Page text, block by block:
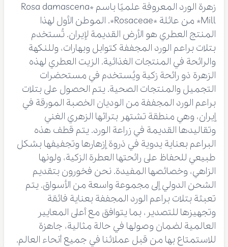
زهرة الورد المعروفة علميًا باسم *Rosa damascena
Mill* من عائلة *Rosaceae*. الموطن الأول لهذا
المنتج العطري هو الأرض القديمة لإيران. تُستخدم
بتلات براعم الورد المجففة كتوابل وبهارات، وللنكهة
والرائحة في المنتجات الغذائية. الزيت العطري لهذه
الزهرة ذو رائحة زكية ويُستخدم في مستحضرات
التجميل والمنتجات الصحية. يتم الحصول على بتلات
براعم الورد المجففة من الوديان الخصبة المورقة في
إيران، وهي منطقة تشتهر بتراثها الزهري الغني
وتقاليدها القديمة في زراعة الورد. يتم قطف هذه
البراعم بعناية يدوية في ذروة إزهارها وتجفيفها بشكل
طبيعي للحفاظ على رائحتها العطرة الزكية، ولونها
الزاهي، وخصائصها المفيدة. نحن فخورون بتقديم
الشحن الدولي إلى مجموعة واسعة من الأسواق. يتم
تعبئة بتلات براعم الورد المجففة بعناية فائقة
وتجهيزها للتصدير، بما يتوافق مع أعلى المعايير
العالمية لضمان وصولها في حالة مثالية، جاهزة
للاستمتاع بها من قبل عملائنا في جميع أنحاء العالم.